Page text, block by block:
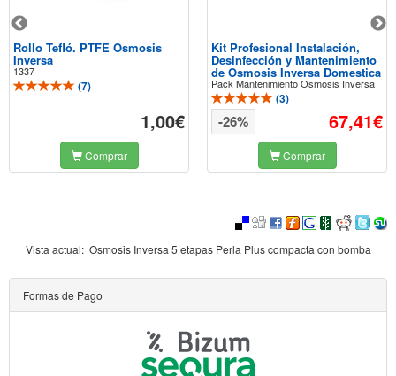
Rollo Tefló. PTFE Osmosis
Inversa
1337
(7)
1,00€
Comprar
Kit Profesional Instalación,
Desinfección y Mantenimiento
de Osmosis Inversa Domestica
Pack Mantenimiento Osmosis Inversa
(3)
67,41€
-26%
Comprar
Vista actual: Osmosis Inversa 5 etapas Perla Plus compacta con bomba
Formas de Pago